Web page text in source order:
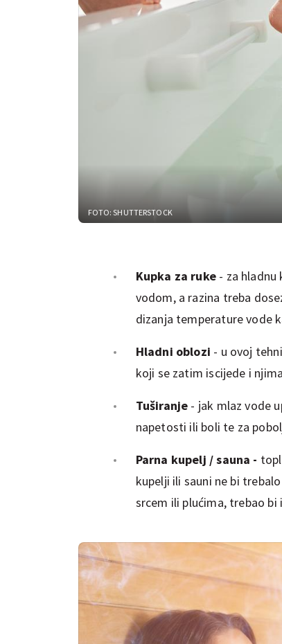
FOTO: SHUTTERSTOCK
Kupka za ruke - za hladnu
vodom, a razina treba
dizanja temperature vode
Hladni oblozi - u ovoj
koji se zatim iscijede i
Tuširanje - jak mlaz vode
napetosti ili boli te za
Parna kupelj / sauna -
kupelji ili sauni ne bi
srcem ili plućima, trebao bi